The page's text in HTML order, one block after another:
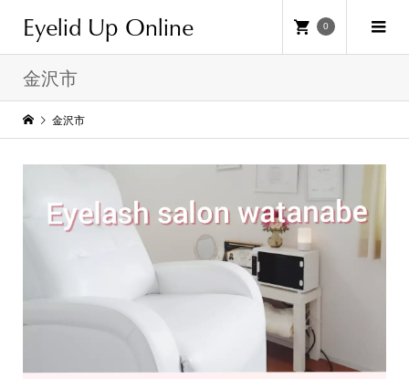
Eyelid Up Online 0
金沢市
金沢市